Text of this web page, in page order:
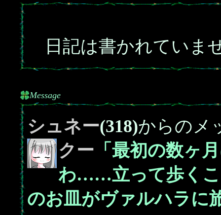
日記は書かれていま
Message
シュネー(318)からのメ
クー 「最初の数ヶ
わ……立って歩くこ
のお皿がヴァルハラに